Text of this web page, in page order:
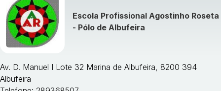
Visualizar todos os cursos »Escola Profissional Agostinho Roseta
- Pólo de Albufeira
Av. D. Manuel I Lote 32 Marina de Albufeira, 8200 394
Albufeira